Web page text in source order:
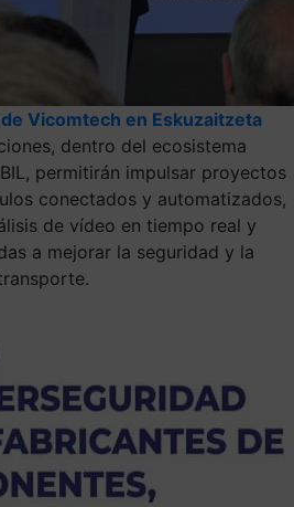
Vicomtech en Eskuzaitzeta
dentro del ecosistema
permitirán impulsar proyectos
conectados y automatizados,
de vídeo en tiempo real y
a mejorar la seguridad y la